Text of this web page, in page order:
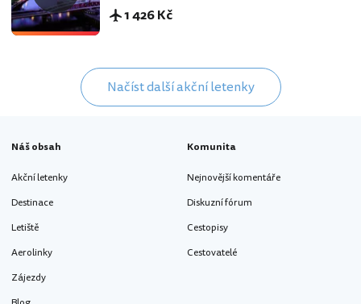
1 426 Kč
Načíst další akční letenky
Náš obsah
Akční letenky
Destinace
Letiště
Aerolinky
Zájezdy
Komunita
Nejnovější komentáře
Diskuzní fórum
Cestopisy
Cestovatelé